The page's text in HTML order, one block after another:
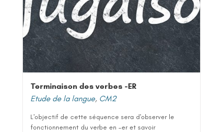
Terminaison des verbes -ER
Etude de la langue, CM2
L'objectif de cette séquence sera d'observer le
fonctionnement du verbe en -er et savoir